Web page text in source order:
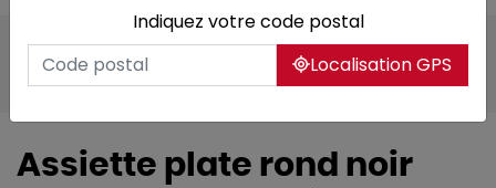
Tous les produits
Arts de la table
Vaisselle
Assiettes & services
Assiette plate rond noir
Indiquez votre code postal
Localisation GPS